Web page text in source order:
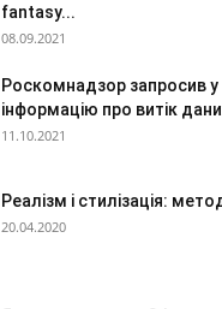
fantasy...
08.09.2021
Роскомнадзор запросив
інформацію про витік
11.10.2021
Реалізм і стилізація:
20.04.2020